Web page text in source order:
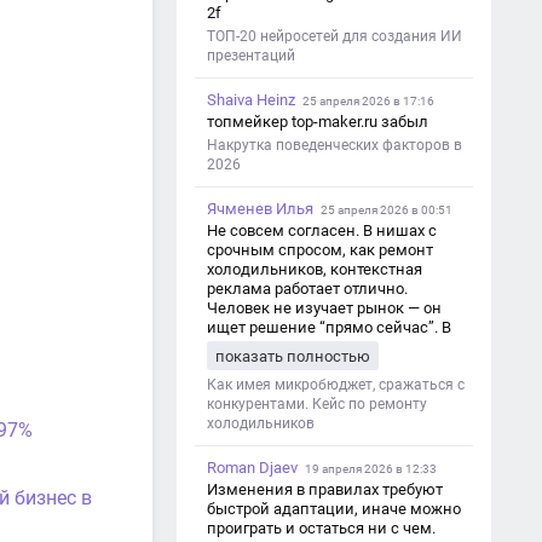
бизнес в
2f
ТОП-20 нейросетей для создания ИИ
презентаций
Shaiva Heinz 25 апреля 2026 в 17:16
топмейкер top-maker.ru забыл
Накрутка поведенческих факторов в
2026
Ячменев Илья 25 апреля 2026 в 00:51
Не совсем согласен. В нишах с
срочным спросом, как ремонт
холодильников, контекстная
реклама работает отлично.
Человек не изучает рынок — он
ищет решение “прямо сейчас”. В
и ловит самый горячий трафик,
тогда как SEO в таких задачах
просто не успевает.
показать полностью
Как имея микробюджет, сражаться с
конкурентами. Кейс по ремонту
холодильников
Roman Djaev 19 апреля 2026 в 12:33
Изменения в правилах требуют
быстрой адаптации, иначе можно
проиграть и остаться ни с чем.